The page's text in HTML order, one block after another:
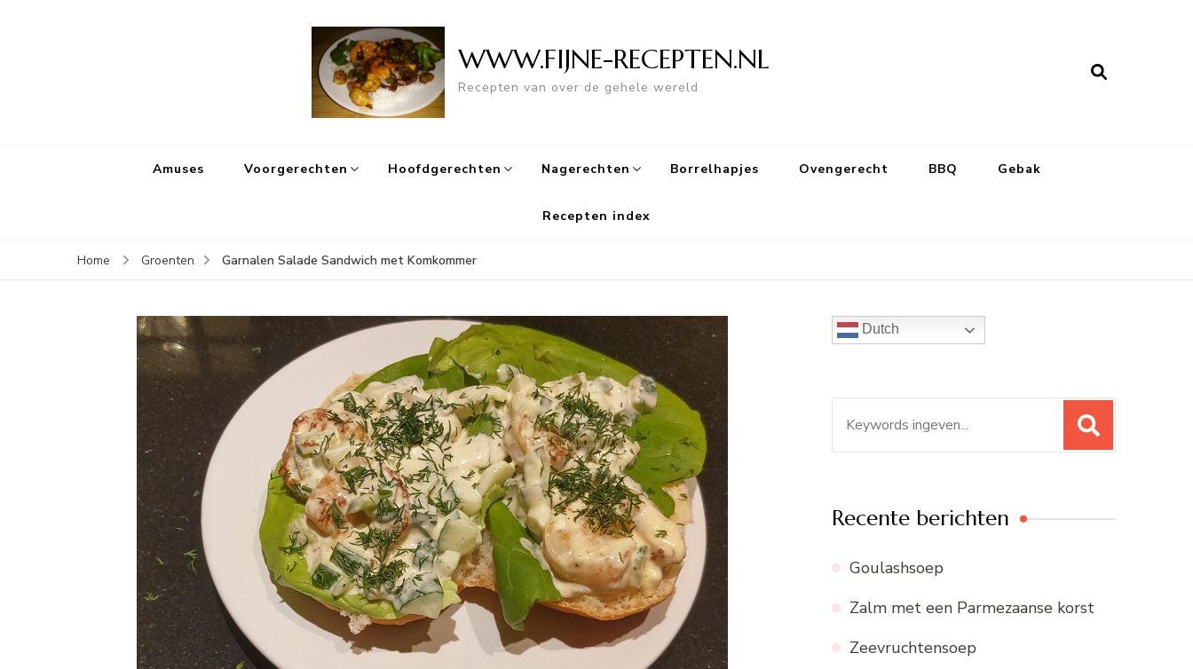
WWW.FIJNE-RECEPTEN.NL
Recepten van over de gehele wereld
Amuses Voorgerechten Hoofdgerechten Nagerechten Borrelhapjes Ovengerecht BBQ Gebak
Recepten index
Home Groenten Garnalen Salade Sandwich met Komkommer
Dutch
naar:
Recente berichten
Goulashsoep
Zalm met een Parmezaanse korst
Zeevruchtensoep